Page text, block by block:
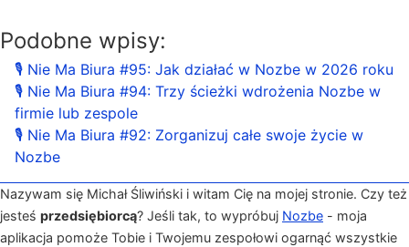
Podobne wpisy:
🎙 Nie Ma Biura #95: Jak działać w Nozbe w 2026 roku
🎙 Nie Ma Biura #94: Trzy ścieżki wdrożenia Nozbe w
firmie lub zespole
🎙 Nie Ma Biura #92: Zorganizuj całe swoje życie w
Nozbe
Nazywam się Michał Śliwiński i witam Cię na mojej stronie. Czy też
jesteś przedsiębiorcą? Jeśli tak, to wypróbuj Nozbe - moja
aplikacja pomoże Tobie i Twojemu zespołowi ogarnąć wszystkie